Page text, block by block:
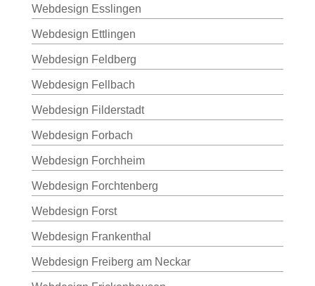
Webdesign Esslingen
Webdesign Ettlingen
Webdesign Feldberg
Webdesign Fellbach
Webdesign Filderstadt
Webdesign Forbach
Webdesign Forchheim
Webdesign Forchtenberg
Webdesign Forst
Webdesign Frankenthal
Webdesign Freiberg am Neckar